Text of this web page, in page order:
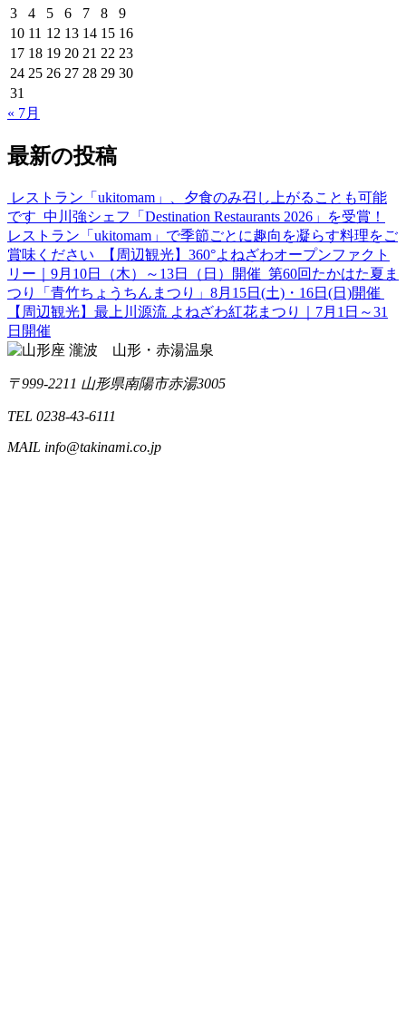
3
4 5 6 7 8
9
10 11 12 13 14 15 16
17 18 19 20 21 22 23
24 25 26 27 28 29 30
31
« 7月
最新の投稿
レストラン「ukitomam」、夕食のみ召し上がることも可能
です 中川強シェフ「Destination Restaurants 2026」を受賞！
レストラン「ukitomam」で季節ごとに趣向を凝らす料理をご
賞味ください
【周辺観光】360°よねざわオープンファクト
リー｜9月10日（木）～13日（日）開催 第60回たかはた夏ま
つり「青竹ちょうちんまつり」8月15日(土)・16日(日)開催
【周辺観光】最上川源流 よねざわ紅花まつり｜7月1日～31
日開催
〒999-2211 山形県南陽市赤湯3005
TEL 0238-43-6111
MAIL info@takinami.co.jp